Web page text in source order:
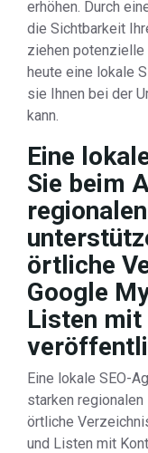
erhöhen. Durch
die Sichtbarkeit
ziehen potenzielle
heute eine lokale
sie Ihnen bei der
kann.
Eine
Sie beim
örtliche
Google
Listen mit
Eine lokale SEO-
starken
örtliche
und Listen mit